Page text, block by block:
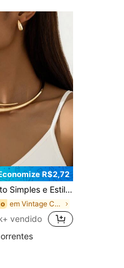
R$2,72
em Forma de Gota D'Água em Liga, Uso Diário Feminino, Presente de Verão para Praia
em Vintage Conjuntos De Jóias Femininas
vendido